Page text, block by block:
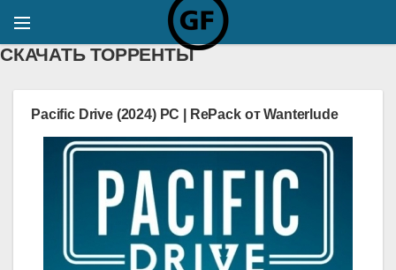
СКАЧАТЬ ТОРРЕНТЫ
Pacific Drive (2024) PC | RePack от Wanterlude